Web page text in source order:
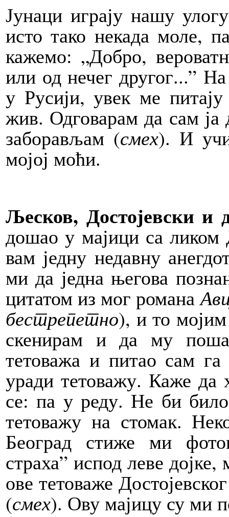
Јунаци играју нашу
исто тако некада моле,
кажемо: „Добро,
или од нечег другог...”
у Русији, увек ме
жив. Одговарам да сам ја
заборављам (смех). И
мојој моћи.
Љесков, Достојевски и
дошао у мајици са ликом
вам једну недавну
ми да једна његова
цитатом из мог романа
бестрепетно), и то
скенирам и да му
тетоважа и питао сам
уради тетоважу. Каже
се: па у реду. Не би
тетоважу на стомак.
Београд стиже ми
страха” испод леве
ове тетоваже
(смех). Ову мајицу су ми